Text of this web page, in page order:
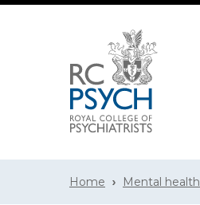
Home Mental health